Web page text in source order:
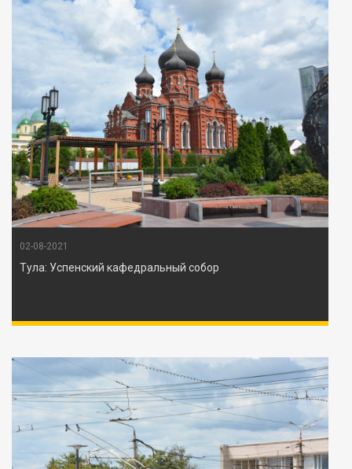
02-08-2021
Тула: Успенский кафедральный собор